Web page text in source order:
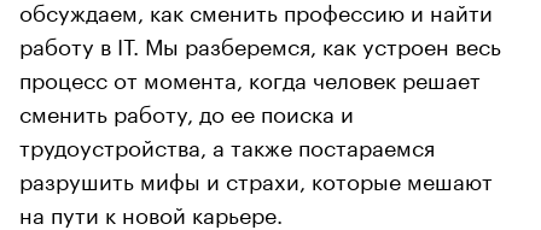
обсуждаем, как сменить профессию и найти
работу в IT. Мы разберемся, как устроен весь
процесс от момента, когда человек решает
сменить работу, до ее поиска и
трудоустройства, а также постараемся
разрушить мифы и страхи, которые мешают
на пути к новой карьере.